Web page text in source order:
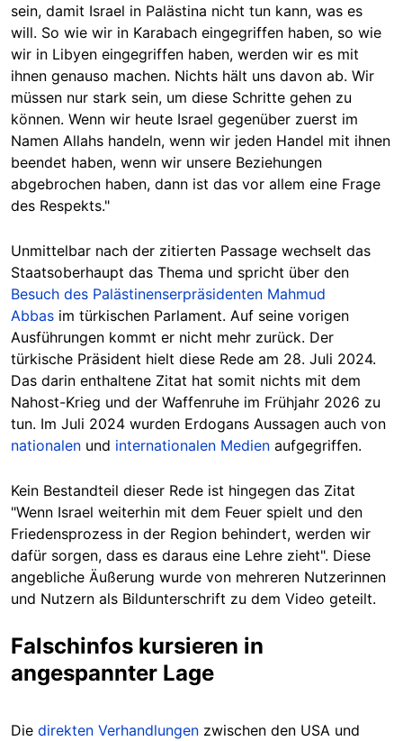
sein, damit Israel in Palästina nicht tun kann, was es
will. So wie wir in Karabach eingegriffen haben, so wie
wir in Libyen eingegriffen haben, werden wir es mit
ihnen genauso machen. Nichts hält uns davon ab. Wir
müssen nur stark sein, um diese Schritte gehen zu
können. Wenn wir heute Israel gegenüber zuerst im
Namen Allahs handeln, wenn wir jeden Handel mit ihnen
beendet haben, wenn wir unsere Beziehungen
abgebrochen haben, dann ist das vor allem eine Frage
des Respekts."
Unmittelbar nach der zitierten Passage wechselt das
Staatsoberhaupt das Thema und spricht über den
Besuch des Palästinenserpräsidenten Mahmud
Abbas im türkischen Parlament. Auf seine vorigen
Ausführungen kommt er nicht mehr zurück. Der
türkische Präsident hielt diese Rede am 28. Juli 2024.
Das darin enthaltene Zitat hat somit nichts mit dem
Nahost-Krieg und der Waffenruhe im Frühjahr 2026 zu
tun. Im Juli 2024 wurden Erdogans Aussagen auch von
nationalen und internationalen Medien aufgegriffen.
Kein Bestandteil dieser Rede ist hingegen das Zitat
"Wenn Israel weiterhin mit dem Feuer spielt und den
Friedensprozess in der Region behindert, werden wir
dafür sorgen, dass es daraus eine Lehre zieht". Diese
angebliche Äußerung wurde von mehreren Nutzerinnen
und Nutzern als Bildunterschrift zu dem Video geteilt.
Falschinfos kursieren in
angespannter Lage
Die direkten Verhandlungen zwischen den USA und